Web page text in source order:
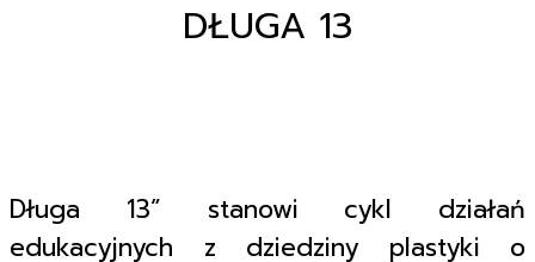
DŁUGA 13
Długa 13” stanowi cykl działań
edukacyjnych z dziedziny plastyki o